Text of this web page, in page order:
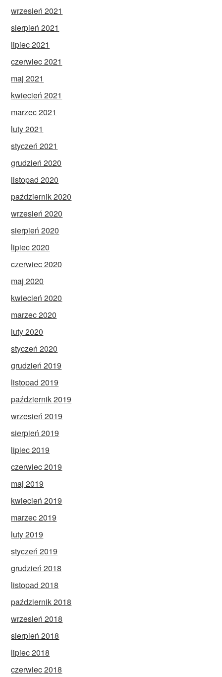
wrzesień 2021
sierpień 2021
lipiec 2021
czerwiec 2021
maj 2021
kwiecień 2021
marzec 2021
luty 2021
styczeń 2021
grudzień 2020
listopad 2020
październik 2020
wrzesień 2020
sierpień 2020
lipiec 2020
czerwiec 2020
maj 2020
kwiecień 2020
marzec 2020
luty 2020
styczeń 2020
grudzień 2019
listopad 2019
październik 2019
wrzesień 2019
sierpień 2019
lipiec 2019
czerwiec 2019
maj 2019
kwiecień 2019
marzec 2019
luty 2019
styczeń 2019
grudzień 2018
listopad 2018
październik 2018
wrzesień 2018
sierpień 2018
lipiec 2018
czerwiec 2018